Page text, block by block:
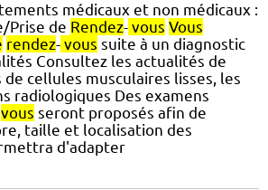
médicaux et non médicaux :
Prise de Rendez- vous Vous
rendez- vous suite à un diagnostic
Consultez les actualités de
de cellules musculaires lisses, les
radiologiques Des examens
vous seront proposés afin de
taille et localisation des
d'adapter